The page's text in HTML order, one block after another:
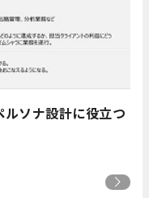
ソナ設計に役立つ